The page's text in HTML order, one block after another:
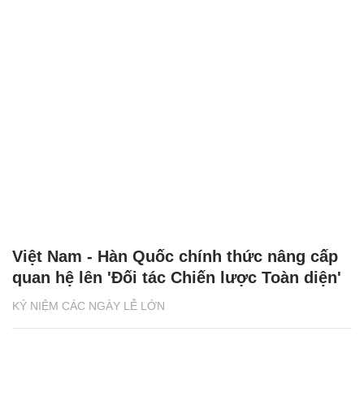
KỶ NIỆM CÁC NGÀY LỄ LỚN
Việt Nam - Hàn Quốc chính thức nâng cấp
quan hệ lên 'Đối tác Chiến lược Toàn diện'